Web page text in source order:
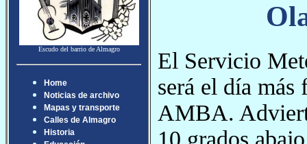
Escudo del barrio de Almagro
Home
Noticias de archivo
Mapas y transporte
Calles de Almagro
Historia
El Servicio
será el día más
AMBA.
10 grados